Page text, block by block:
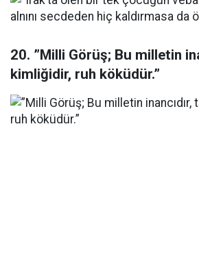
20. ”Milli Görüş; Bu milletin
kimliğidir, ruh köküdür.”